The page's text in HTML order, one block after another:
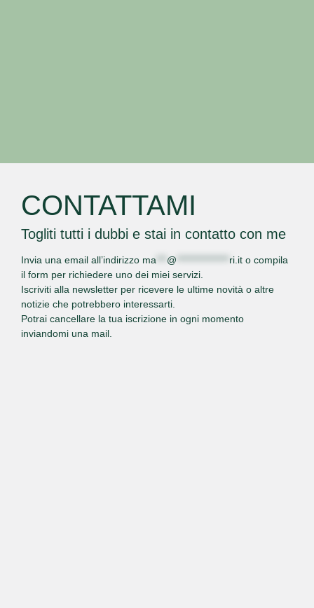
CONTATTAMI
Togliti tutti i dubbi e stai in contatto con me
Invia una email all’indirizzo ma @ ri.it o compila
il form per richiedere uno dei miei servizi.
Iscriviti alla newsletter per ricevere le ultime novità o altre
notizie che potrebbero interessarti.
Potrai cancellare la tua iscrizione in ogni momento
inviandomi una mail.